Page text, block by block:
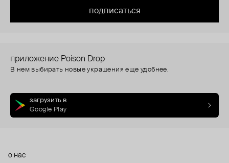
подписаться
приложение Poison Drop
В нем выбирать новые украшения еще удобнее.
загрузить в
Google Play
о нас